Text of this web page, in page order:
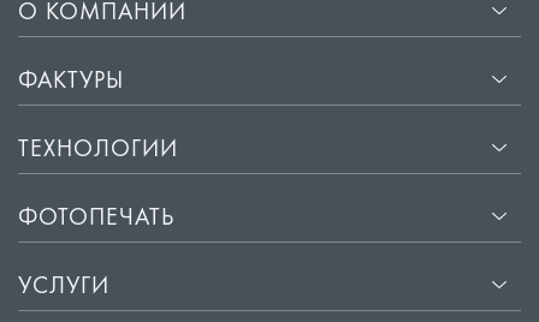
О КОМПАНИИ
ФАКТУРЫ
ТЕХНОЛОГИИ
ФОТОПЕЧАТЬ
УСЛУГИ